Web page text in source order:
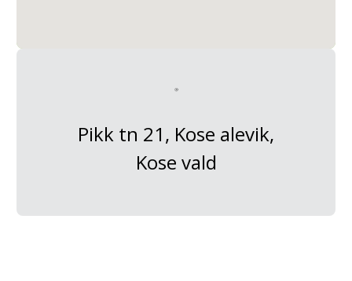
Pikk tn 21, Kose alevik,
Kose vald